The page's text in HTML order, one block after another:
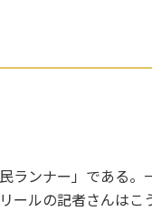
ランナー」である
ールの記者さんは